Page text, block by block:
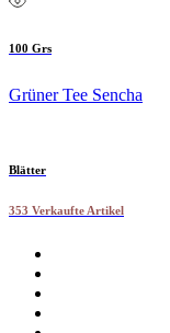
100 Grs
Grüner Tee Sencha
Blätter
353 Verkaufte Artikel